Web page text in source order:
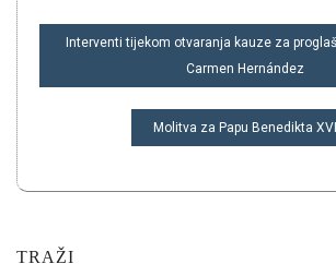
NAVIGACIJA
Interventi tijekom otvaranja kauze za
Carmen Hernández
Molitva za Papu Benedikta XVI
TRAŽI